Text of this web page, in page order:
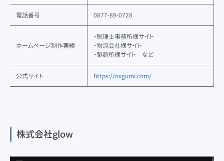
電話番号 0877-89-0728
ホームページ制作実績
・税理士事務所様サイト
・物流会社様サイト
・製麺所様サイト など
公式サイト https://niigumi.com/
株式会社glow